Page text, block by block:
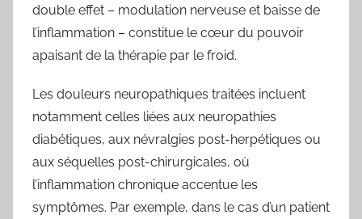
double effet – modulation nerveuse et baisse de
l’inflammation – constitue le cœur du pouvoir
apaisant de la thérapie par le froid.
Les douleurs neuropathiques traitées incluent
notamment celles liées aux neuropathies
diabétiques, aux névralgies post-herpétiques ou
aux séquelles post-chirurgicales, où
l’inflammation chronique accentue les
symptômes. Par exemple, dans le cas d’un patient